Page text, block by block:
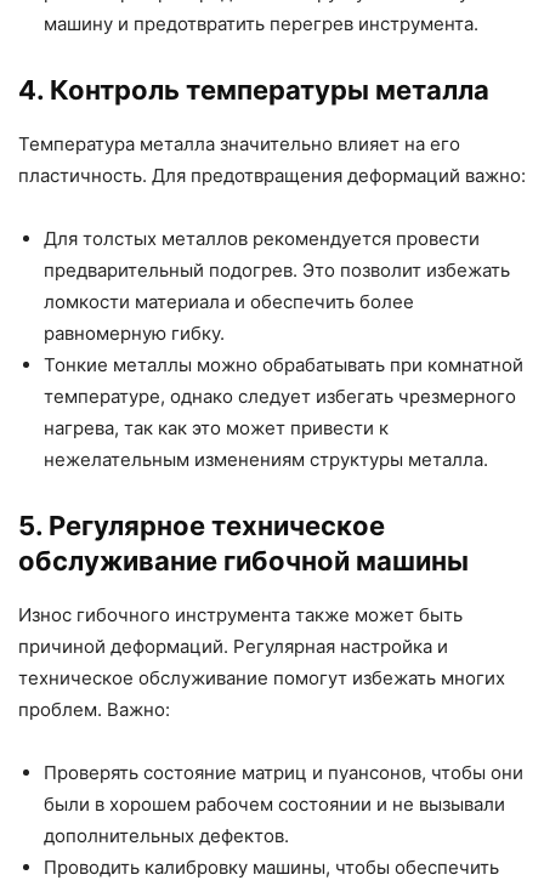
машину и предотвратить перегрев инструмента.
4. Контроль температуры металла
Температура металла значительно влияет на его
пластичность. Для предотвращения деформаций важно:
Для толстых металлов рекомендуется провести
предварительный подогрев. Это позволит избежать
ломкости материала и обеспечить более
равномерную гибку.
Тонкие металлы можно обрабатывать при комнатной
температуре, однако следует избегать чрезмерного
нагрева, так как это может привести к
нежелательным изменениям структуры металла.
5. Регулярное техническое
обслуживание гибочной машины
Износ гибочного инструмента также может быть
причиной деформаций. Регулярная настройка и
техническое обслуживание помогут избежать многих
проблем. Важно:
Проверять состояние матриц и пуансонов, чтобы они
были в хорошем рабочем состоянии и не вызывали
дополнительных дефектов.
Проводить калибровку машины, чтобы обеспечить